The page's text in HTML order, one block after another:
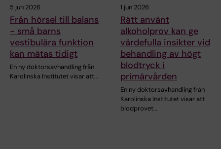
5 jun 2026
Från hörsel till balans
- små barns
vestibulära funktion
kan mätas tidigt
En ny doktorsavhandling från
Karolinska Institutet visar att…
1 jun 2026
Rätt använt
alkoholprov kan ge
värdefulla insikter vid
behandling av högt
blodtryck i
primärvården
En ny doktorsavhandling från
Karolinska Institutet visar att
blodprovet…